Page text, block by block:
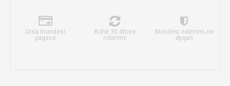
Disa mundësi
pagese
Kohë 30 ditore
ndërrimi
Mundësi ndërrimi në
dyqan